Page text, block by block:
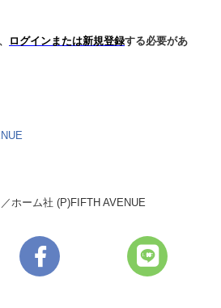
ログインまたは新規登録する必要があ
ホーム社 (P)FIFTH AVENUE